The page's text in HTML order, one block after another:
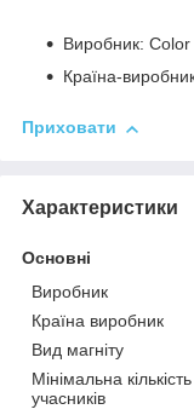
Виробник: Color
Країна-
Приховати
Характеристики
Основні
Виробник
Країна виробник
Вид магніту
Мінімальна кількість
учасників